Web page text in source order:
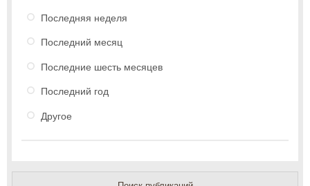
Последняя неделя
Последний месяц
Последние шесть месяцев
Последний год
Другое